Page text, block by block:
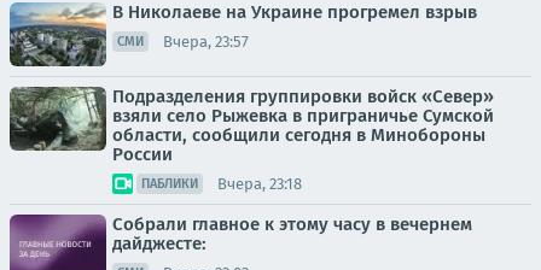
В Николаеве на Украине прогремел взрыв
СМИ Вчера, 23:57
Подразделения группировки войск «Север»
взяли село Рыжевка в приграничье Сумской
области, сообщили сегодня в Минобороны
России
ПАБЛИКИ Вчера, 23:18
Собрали главное к этому часу в вечернем
дайджесте: